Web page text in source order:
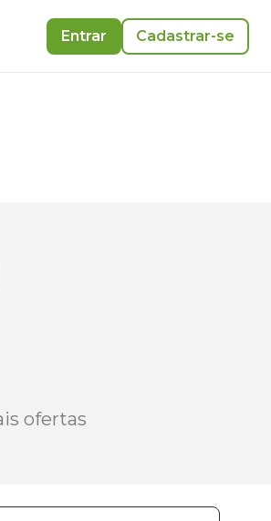
Entrar Cadastrar-se
ofertas